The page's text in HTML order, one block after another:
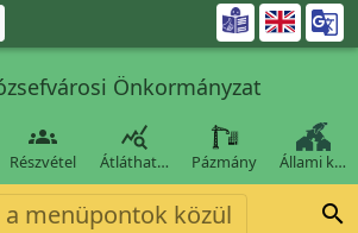

Önkormányzat

Részvétel

Átláthat… Pázmány Állami k…
a menüpontok közül 